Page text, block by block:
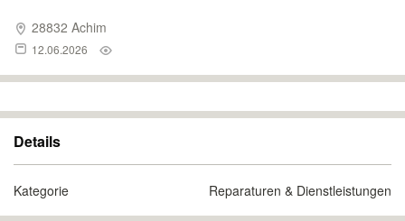
28832 Achim
12.06.2026
Details
Kategorie Reparaturen & Dienstleistungen